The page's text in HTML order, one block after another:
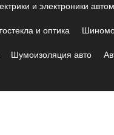
и электроники
и оптика
Шумоизоляция авто